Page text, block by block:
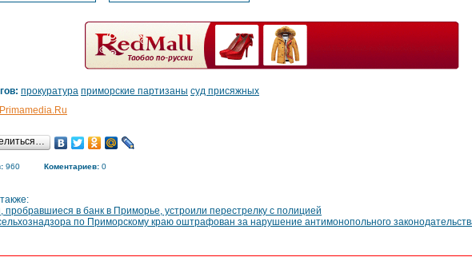
прокуратура приморские партизаны суд присяжных
Primamedia.Ru
960 Коментариев: 0
пробравшиеся в банк в Приморье, устроили перестрелку с полицией
по Приморскому краю оштрафован за нарушение антимонопольного